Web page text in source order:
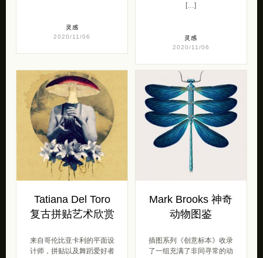
灵感
2020/11/06
[…]
灵感
2020/11/06
Tatiana Del Toro
复古拼贴艺术欣赏
来自哥伦比亚卡利的平面设
计师，拼贴以及舞蹈爱好者
Mark Brooks 神奇
动物图鉴
插图系列《创意标本》收录
了一组充满了非同寻常的动